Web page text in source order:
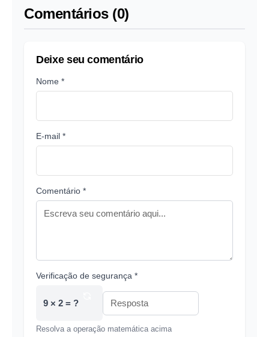
Comentários (0)
Deixe seu comentário
Nome *
E-mail *
Comentário *
Verificação de segurança *
9 × 2 = ?
Resolva a operação matemática acima